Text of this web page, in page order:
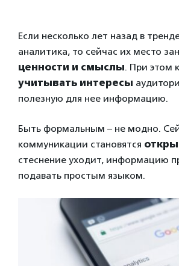
Если несколько лет назад в
аналитика, то сейчас их место
ценности и смыслы. При этом
учитывать интересы
полезную для нее информацию.
Быть формальным – не модно.
коммуникации становятся
стеснение уходит, информацию
подавать простым языком.